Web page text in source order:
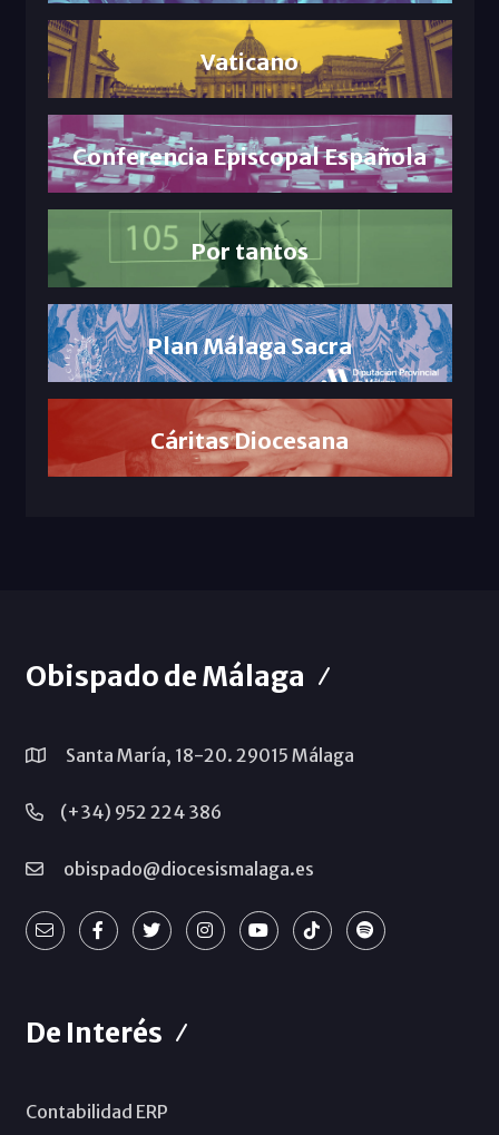
Vaticano
Conferencia Episcopal Española
Por tantos
Plan Málaga Sacra
Cáritas Diocesana
Obispado de Málaga
Santa María, 18-20. 29015 Málaga
(+34) 952 224 386
obispado@diocesismalaga.es
De Interés
Contabilidad ERP